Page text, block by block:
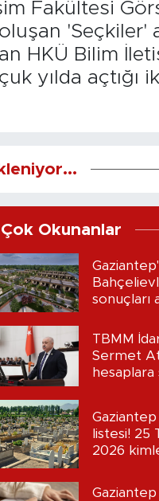
Fakültesi
'Seçkiler'
HKÜ Bilim
yılda açtığı
Çok Okunanlar
sonuçları
TBMM
Sermet
hesaplara
listesi! 25
2026
Gaziantep